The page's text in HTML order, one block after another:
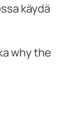
käydä
why the